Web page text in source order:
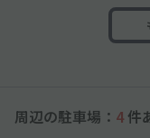
周辺の駐車場： 4 件